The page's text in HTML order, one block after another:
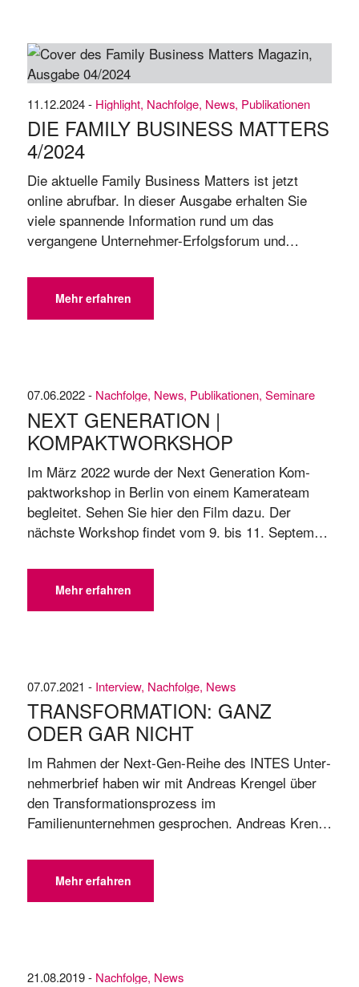
11.12.2024 - Highlight, Nachfolge, News, Publikationen
DIE FAMILY BUSINESS MATTERS
4/​2024
Die aktuelle Family Business Matters ist jetzt
online abrufbar. In dieser Ausgabe erhalten Sie
viele spannende Information rund um das
vergangene Unternehmer-Erfolgsforum und
Jahres“. ➡️ TITELSTORY: „Die Anzahl geeigneter
Unternehmenslenker steigt nicht parallel zur
Größe der Familie“, Martin Wentzler und Mathias
Mehr erfahren
07.06.2022 - Nachfolge, News, Publikationen, Seminare
NEXT GENERATION |
KOMPAKTWORKSHOP
Im März 2022 wur­de der Next Ge­ne­ra­ti­on Kom­
pakt­work­shop in Ber­lin von ei­nem Ka­me­ra­team
be­glei­tet. Se­hen Sie hier den Film dazu. Der
nächs­te Work­shop fin­det vom 9. bis 11. Sep­tem­
nah­me kon­tak­tie­ren Sie bit­te un­se­re Se­mi­nar-Or­
ga­ni­sa­ti­on di­rekt un­ter +49 228 854696-61.
Mehr erfahren
07.07.2021 - Interview, Nachfolge, News
TRANSFORMATION: GANZ
ODER GAR NICHT
Im Rahmen der Next-Gen-Reihe des IN­TES Un­ter­
neh­mer­brief haben wir mit Andreas Krengel über
den Transformationsprozess im
Familienunternehmen gesprochen. An­dre­as Kren­
2019 treibt er in en­ger Ab­stim­mung und Zu­sam­
men­ar­beit mit sei­nen Vor­stands­kol­le­gen und der
Füh­rungs­mann­schaft von Arns­berg aus die Stra­te­
Mehr erfahren
21.08.2019 - Nachfolge, News